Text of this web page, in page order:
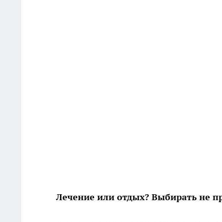
Лечение или отдых? Выбирать не